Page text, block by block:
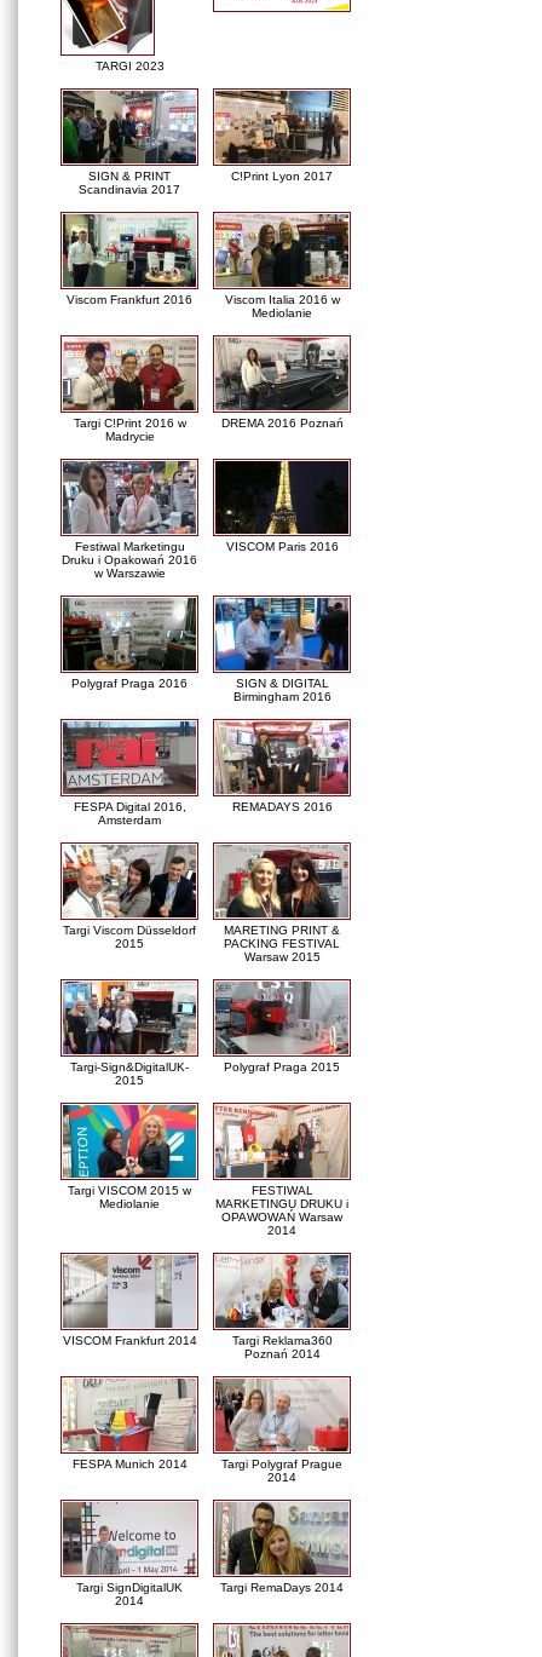
TARGI 2023
SIGN & PRINT
Scandinavia 2017
C!Print Lyon 2017
Viscom Frankfurt 2016
Viscom Italia 2016 w
Mediolanie
Targi C!Print 2016 w
Madrycie
DREMA 2016 Poznań
Festiwal Marketingu
Druku i Opakowań 2016
w Warszawie
VISCOM Paris 2016
Polygraf Praga 2016
SIGN & DIGITAL
Birmingham 2016
FESPA Digital 2016,
Amsterdam
REMADAYS 2016
Targi Viscom Düsseldorf
2015
MARETING PRINT &
PACKING FESTIVAL
Warsaw 2015
Targi-Sign&DigitalUK-
2015
Polygraf Praga 2015
Targi VISCOM 2015 w
Mediolanie
FESTIWAL
MARKETINGU DRUKU i
OPAWOWAŃ Warsaw
2014
VISCOM Frankfurt 2014
Targi Reklama360
Poznań 2014
FESPA Munich 2014
Targi Polygraf Prague
2014
Targi SignDigitalUK
2014
Targi RemaDays 2014